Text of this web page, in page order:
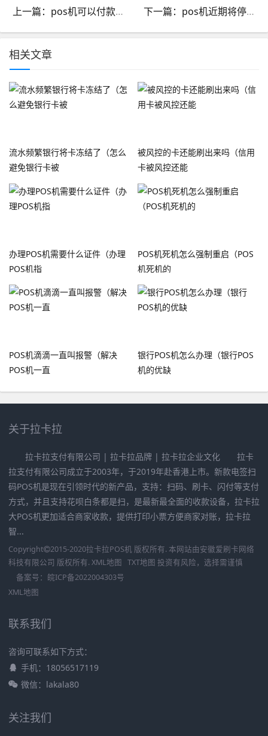
上一篇：pos机可以付款吗?_pos机中付支付怎么样 下一篇：pos机近期将停止使用_pos机近期将停止使用怎么回事
相关文章
流水频繁银行将卡冻结了（怎么
避免银行卡被
被风控的卡还能刷出来吗（信用
卡被风控还能
办理POS机需要什么证件（办理
POS机指
POS机死机怎么强制重启（POS
机死机的
POS机滴滴一直叫报警（解决
POS机一直
银行POS机怎么办理（银行POS
机的优缺
关于拉卡拉
拉卡拉支付有限公司 | 拉卡拉品牌 | 拉卡拉企业文化 拉卡
拉支付有限公司成立于2003年，于2019年赴香港上市。新款电签扫
码POS机是现在引领时代的新产品，支持：扫码、刷卡、闪付等支付
方式，并且支持花呗白条都是扫，是最新最全面的收款设备，拉卡拉
大POS机更加适合商家收款，提供打印小票方便商家对账，拉卡拉
智...
Copyright 2015-2020拉卡拉POS机 版权所有. 本网站由安徽爱刷卡网络
科技有限公司 版权所有. XML地图 TXT地图 投资有风险，选择需谨慎
备案号： 皖ICP备2022004303号
XML地图
联系我们
咨询可联系如下方式：
手机：18056517119
微信：lakala80
关注我们